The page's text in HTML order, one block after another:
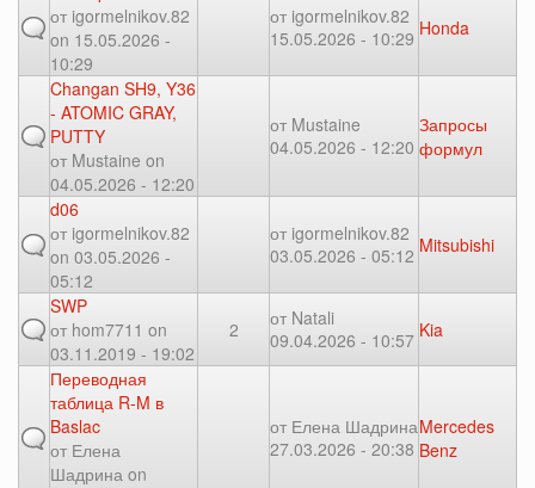
от igormelnikov.82
on 15.05.2026 -
10:29
от igormelnikov.82
15.05.2026 - 10:29 Honda
Changan SH9, Y36
- ATOMIC GRAY,
PUTTY
от Mustaine on
04.05.2026 - 12:20
от Mustaine
04.05.2026 - 12:20
Запросы
формул
d06
от igormelnikov.82
on 03.05.2026 -
05:12
от igormelnikov.82
03.05.2026 - 05:12 Mitsubishi
SWP
от hom7711 on
03.11.2019 - 19:02
2 от Natali
09.04.2026 - 10:57 Kia
Переводная
таблица R-M в
Baslac
от Елена
Шадрина on
от Елена Шадрина
27.03.2026 - 20:38
Mercedes
Benz